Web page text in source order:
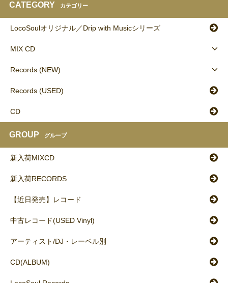
CATEGORY カテゴリー
LocoSoulオリジナル／Drip with Musicシリーズ
MIX CD
Records (NEW)
Records (USED)
CD
GROUP グループ
新入荷MIXCD
新入荷RECORDS
【近日発売】レコード
中古レコード(USED Vinyl)
アーティスト/DJ・レーベル別
CD(ALBUM)